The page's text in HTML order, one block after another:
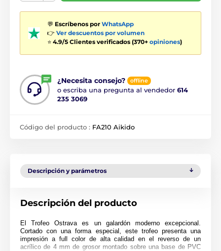
💬 Escríbenos por WhatsApp
👉 Ver descuentos por volumen
⭐ 4.9/5 Clientes verificados (370+ opiniones)
¿Necesita consejo? offline
o escriba una pregunta al vendedor 614
235 3069
Código del producto : FA210 Aikido
Descripción y parámetros
Descripción del producto
El Trofeo Ostrava es un galardón moderno excepcional.
Cortado con una forma especial, este trofeo presenta una
impresión a full color de alta calidad en el reverso de un
acrílico de 4 mm de grosor montado sobre una base de PVC